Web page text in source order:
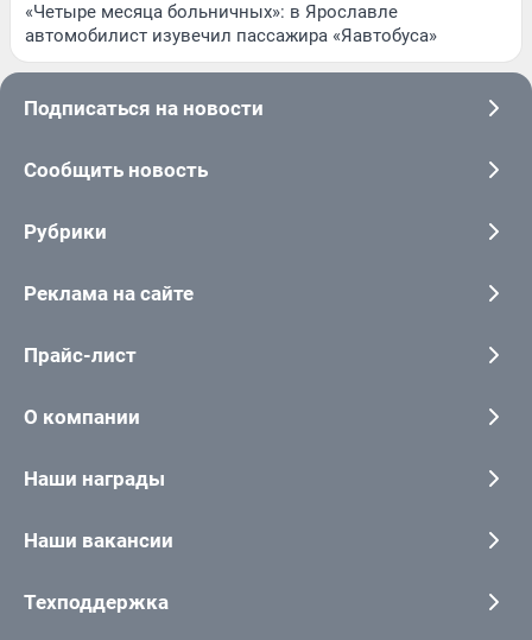
«Четыре месяца больничных»: в Ярославле
автомобилист изувечил пассажира «Яавтобуса»
Подписаться на новости
Сообщить новость
Рубрики
Реклама на сайте
Прайс-лист
О компании
Наши награды
Наши вакансии
Техподдержка